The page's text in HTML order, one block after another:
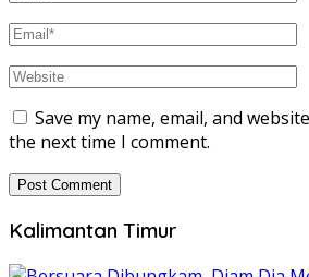
Save my name, email, and
the next time I comment.
Kalimantan Timur